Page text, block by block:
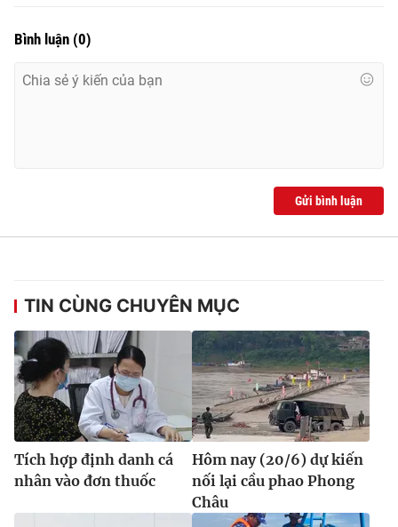
Bình luận (0)
Gửi bình luận
TIN CÙNG CHUYÊN MỤC
Tích hợp định danh cá
nhân vào đơn thuốc
Hôm nay (20/6) dự kiến
nối lại cầu phao Phong
Châu